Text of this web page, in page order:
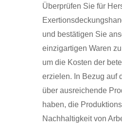
Überprüfen Sie für
und bestätigen Sie
einzigartigen Waren
um die Kosten der
erzielen. In Bezug auf
über ausreichende
haben, die
Nachhaltigkeit von